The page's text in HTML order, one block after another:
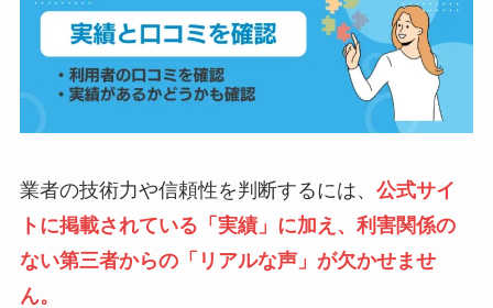
業者の技術力や信頼性を判断するには、 公式サイ
トに掲載されている「実績」に加え、利害関係の
ない第三者からの「リアルな声」が欠かせませ
ん。